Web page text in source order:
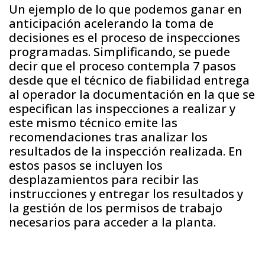
Un ejemplo de lo que podemos ganar en
anticipación acelerando la toma de
decisiones es el proceso de inspecciones
programadas. Simplificando, se puede
decir que el proceso contempla 7 pasos
desde que el técnico de fiabilidad entrega
al operador la documentación en la que se
especifican las inspecciones a realizar y
este mismo técnico emite las
recomendaciones tras analizar los
resultados de la inspección realizada. En
estos pasos se incluyen los
desplazamientos para recibir las
instrucciones y entregar los resultados y
la gestión de los permisos de trabajo
necesarios para acceder a la planta.